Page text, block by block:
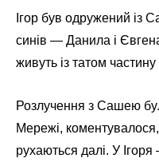
Ігор був одружений із
синів — Данила і
живуть із татом частину
Розлучення з Сашею
Мережі,
рухаються далі. У